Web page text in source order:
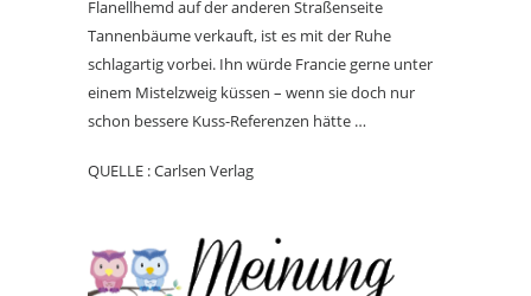
Flanellhemd auf der anderen Straßenseite
Tannenbäume verkauft, ist es mit der Ruhe
schlagartig vorbei. Ihn würde Francie gerne unter
einem Mistelzweig küssen – wenn sie doch nur
schon bessere Kuss-Referenzen hätte …
QUELLE : Carlsen Verlag